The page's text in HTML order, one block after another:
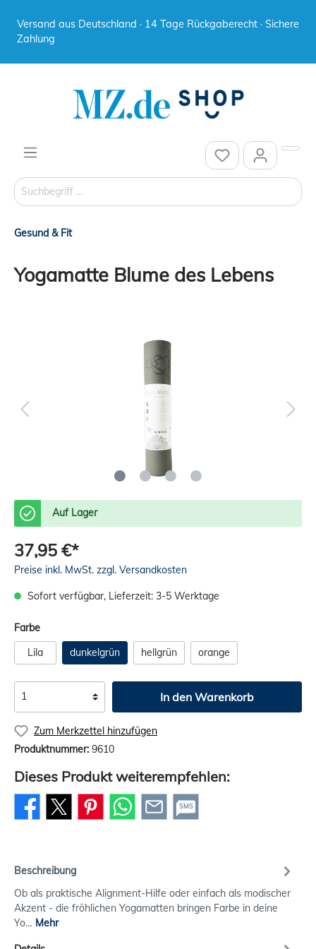
Versand aus Deutschland · 14 Tage Rückgaberecht · Sichere
Zahlung
Gesund & Fit
Yogamatte Blume des Lebens
Auf Lager
37,95 €*
Preise inkl. MwSt. zzgl. Versandkosten
Sofort verfügbar, Lieferzeit: 3-5 Werktage
Farbe
Lila
dunkelgrün hellgrün orange
In den Warenkorb
Zum Merkzettel hinzufügen
Produktnummer: 9610
Dieses Produkt weiterempfehlen:
SMS
Beschreibung
Ob als praktische Alignment-Hilfe oder einfach als modischer
Akzent - die fröhlichen Yogamatten bringen Farbe in deine
Yo… Mehr